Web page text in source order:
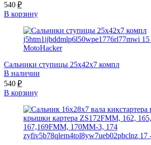
540 ₽
В корзину
Сальники ступицы 25x42x7 компл
В наличии
540 ₽
В корзину